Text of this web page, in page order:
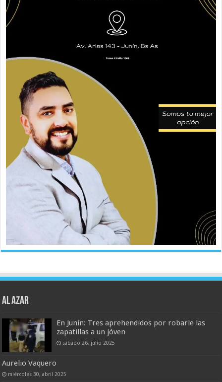
AL AZAR
En Junín: Tres aprehendidos por robarle las
zapatillas a un jóven
sábado 26, julio 2025
Aurelio Vaquero
miércoles 30, abril 2025